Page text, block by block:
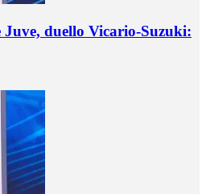
duello Vicario-Suzuki: